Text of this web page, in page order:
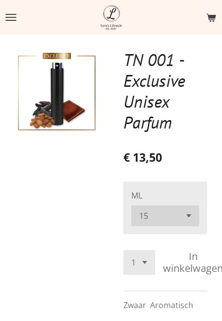
direct
hoofdinhoud
TN 001 -
Exclusive
Unisex
Parfum
€ 13,50
ML
In
Zwaar Aromatisch